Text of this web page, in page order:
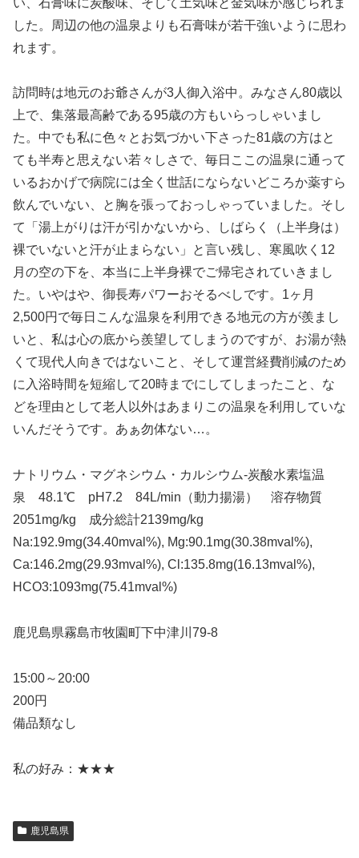
した。周辺の他の温泉よりも石膏味が若干強いように思わ
れます。
訪問時は地元のお爺さんが3人御入浴中。みなさん80歳以
上で、集落最高齢である95歳の方もいらっしゃいまし
た。中でも私に色々とお気づかい下さった81歳の方はと
ても半寿と思えない若々しさで、毎日ここの温泉に通って
いるおかげで病院には全く世話にならないどころか薬すら
飲んでいない、と胸を張っておっしゃっていました。そし
て「湯上がりは汗が引かないから、しばらく（上半身は）
裸でいないと汗が止まらない」と言い残し、寒風吹く12
月の空の下を、本当に上半身裸でご帰宅されていきまし
た。いやはや、御長寿パワーおそるべしです。1ヶ月
2,500円で毎日こんな温泉を利用できる地元の方が羨まし
いと、私は心の底から羨望してしまうのですが、お湯が熱
くて現代人向きではないこと、そして運営経費削減のため
に入浴時間を短縮して20時までにしてしまったこと、な
どを理由として老人以外はあまりこの温泉を利用していな
いんだそうです。あぁ勿体ない…。
ナトリウム・マグネシウム・カルシウム-炭酸水素塩温
泉 48.1℃ pH7.2 84L/min（動力揚湯） 溶存物質
2051mg/kg 成分総計2139mg/kg
Na:192.9mg(34.40mval%), Mg:90.1mg(30.38mval%),
Ca:146.2mg(29.93mval%), Cl:135.8mg(16.13mval%),
HCO3:1093mg(75.41mval%)
鹿児島県霧島市牧園町下中津川79-8
15:00～20:00
200円
備品類なし
私の好み：★★★
鹿児島県